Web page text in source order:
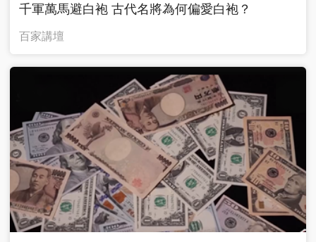
千軍萬馬避白袍 古代名將為何偏愛白袍？
百家講壇